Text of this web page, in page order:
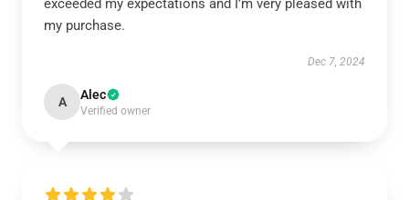
exceeded my expectations and I’m very pleased with
my purchase.
Dec 7, 2024
A Alec
Verified owner